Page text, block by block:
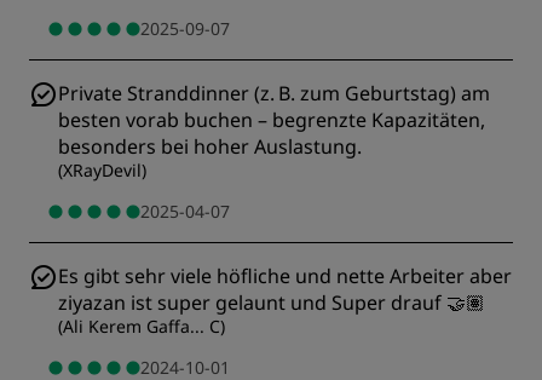
2025-09-07
Private Stranddinner (z. B. zum Geburtstag) am
besten vorab buchen – begrenzte Kapazitäten,
besonders bei hoher Auslastung.
(XRayDevil)
2025-04-07
Es gibt sehr viele höfliche und nette Arbeiter aber
ziyazan ist super gelaunt und Super drauf 🤝🏽
(Ali Kerem Gaffa... C)
2024-10-01